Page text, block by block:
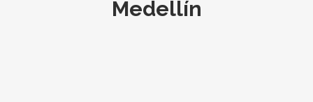
Medellín